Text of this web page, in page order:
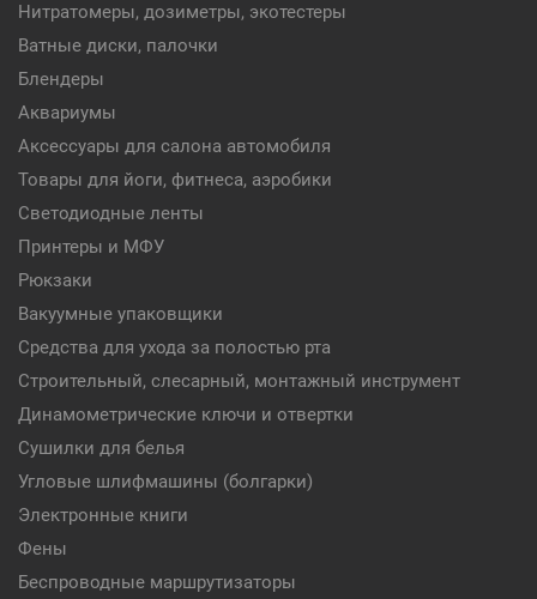
Нитратомеры, дозиметры, экотестеры
Ватные диски, палочки
Блендеры
Аквариумы
Аксессуары для салона автомобиля
Товары для йоги, фитнеса, аэробики
Светодиодные ленты
Принтеры и МФУ
Рюкзаки
Вакуумные упаковщики
Средства для ухода за полостью рта
Строительный, слесарный, монтажный инструмент
Динамометрические ключи и отвертки
Сушилки для белья
Угловые шлифмашины (болгарки)
Электронные книги
Фены
Беспроводные маршрутизаторы